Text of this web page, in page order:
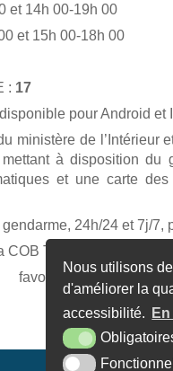
Nous utilisons
d'améliorer la
accessibilité.
14h 00-19h 00
00-18h 00
: 17
pour Android et
de l’Intérieur
à disposition du
et une carte
24h/24 et 7j/7,
Troarn avec